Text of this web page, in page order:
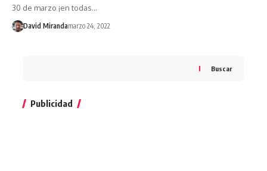
30 de marzo ¡en todas…
David Mirandamarzo 24, 2022
Buscar
Publicidad